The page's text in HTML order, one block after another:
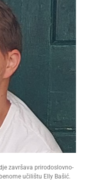
završava prirodoslovno-
učilištu Elly Bašić.